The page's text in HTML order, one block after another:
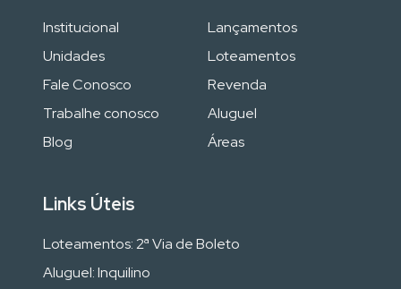
Institucional
Unidades
Fale Conosco
Trabalhe conosco
Blog
Lançamentos
Loteamentos
Revenda
Aluguel
Áreas
Links Úteis
Loteamentos: 2ª Via de Boleto
Aluguel: Inquilino